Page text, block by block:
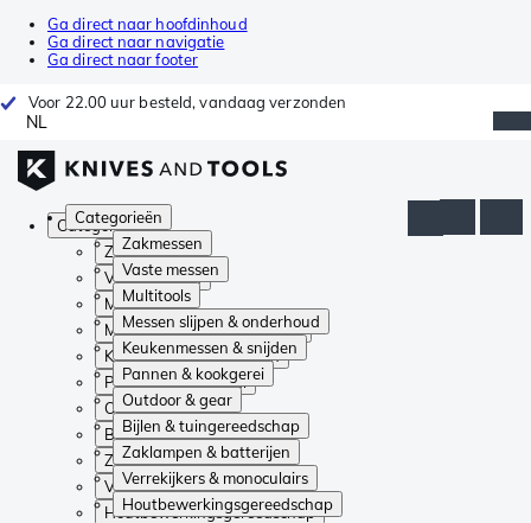
Ga direct naar hoofdinhoud
Ga direct naar navigatie
Ga direct naar footer
Voor 22.00 uur besteld, vandaag verzonden
NL
Categorieën
Zakmessen
Vaste messen
Multitools
Messen slijpen & onderhoud
Keukenmessen & snijden
Pannen & kookgerei
Outdoor & gear
Bijlen & tuingereedschap
Zaklampen & batterijen
Verrekijkers & monoculairs
Houtbewerkingsgereedschap
Categorieën
Zakmessen
Vaste messen
Multitools
Messen slijpen & onderhoud
Keukenmessen & snijden
Pannen & kookgerei
Outdoor & gear
Bijlen & tuingereedschap
Zaklampen & batterijen
Verrekijkers & monoculairs
Houtbewerkingsgereedschap